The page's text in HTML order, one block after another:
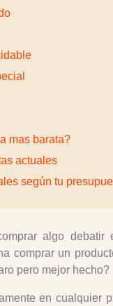
mas barata?
actuales
según tu
algo
comprar un
pero mejor hecho?
en cualquier